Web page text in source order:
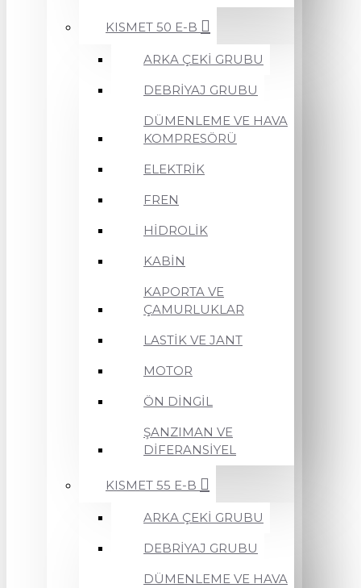
KISMET 50 E-B
ARKA ÇEKİ GRUBU
DEBRİYAJ GRUBU
DÜMENLEME VE HAVA
KOMPRESÖRÜ
ELEKTRİK
FREN
HİDROLİK
KABİN
KAPORTA VE
ÇAMURLUKLAR
LASTİK VE JANT
MOTOR
ÖN DİNGİL
ŞANZIMAN VE
DİFERANSİYEL
KISMET 55 E-B
ARKA ÇEKİ GRUBU
DEBRİYAJ GRUBU
DÜMENLEME VE HAVA